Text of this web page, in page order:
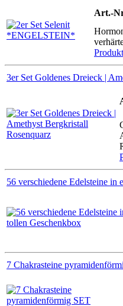
Art.-
3er Set Goldenes Dreieck |
56 verschiedene Edelsteine in
7 Chakrasteine